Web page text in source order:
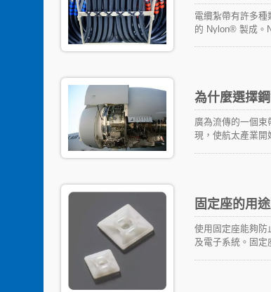
電纜紮帶有許多
的 Nylon® 製成。
繭或受傷。在
專利文件也描述了
以及即時空軍基
機，太空競賽，導
境可能會因為無
決方案，你可以選
甚至是用於沙漠及
例如 HACCP。金
為什麼選擇
廣為流傳的一個
現，使航太產業開
固定座的用
使用固定座能夠防
及電子系統。固